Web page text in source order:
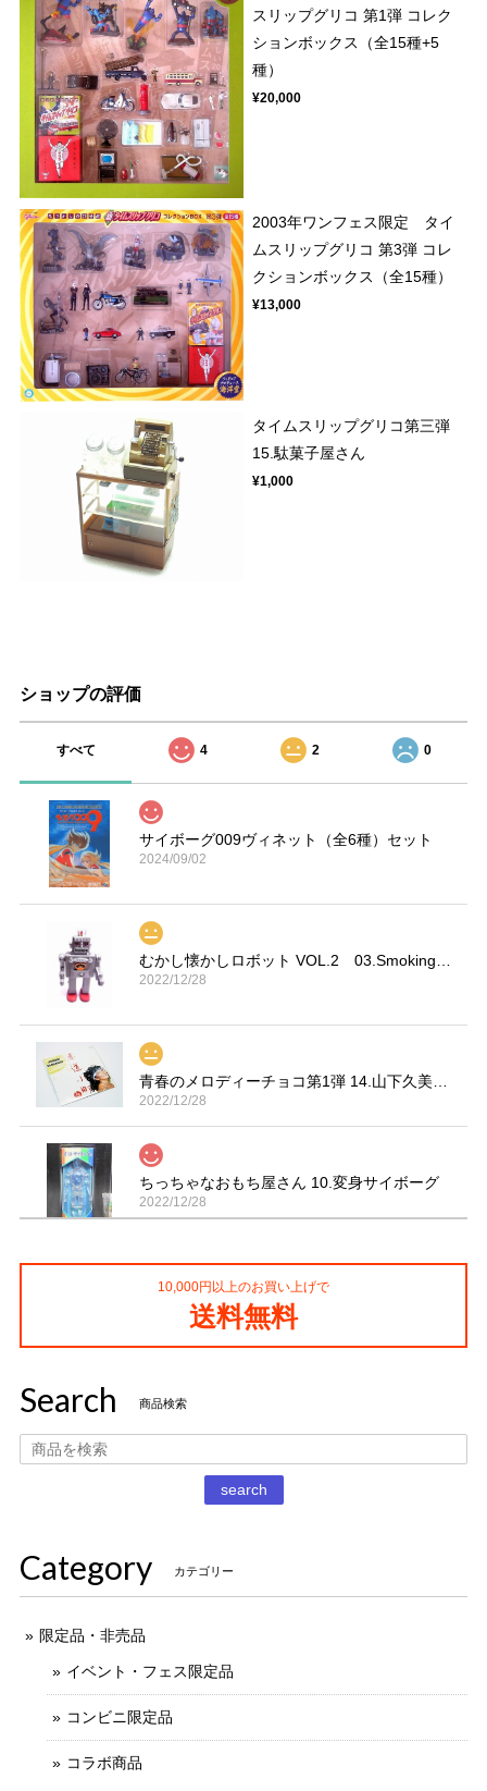
スリップグリコ 第1弾 コレク
ションボックス（全15種+5
種）
¥20,000
2003年ワンフェス限定 タイ
ムスリップグリコ 第3弾 コレ
クションボックス（全15種）
¥13,000
タイムスリップグリコ第三弾
15.駄菓子屋さん
¥1,000
ショップの評価
すべて 4 2 0
サイボーグ009ヴィネット（全6種）セット
2024/09/02
2022/12/28
2022/12/28
ちっちゃなおもち屋さん 10.変身サイボーグ
2022/12/28
2021/11/13
丁寧な梱包で本日受け取りました。 だるまストーブ探してた
のでとても嬉しいです 扇風機もブタの蚊取り線香も可愛いで
10,000円以上のお買い上げで
送料無料
Search 商品検索
search
Category カテゴリー
限定品・非売品
イベント・フェス限定品
コンビニ限定品
コラボ商品